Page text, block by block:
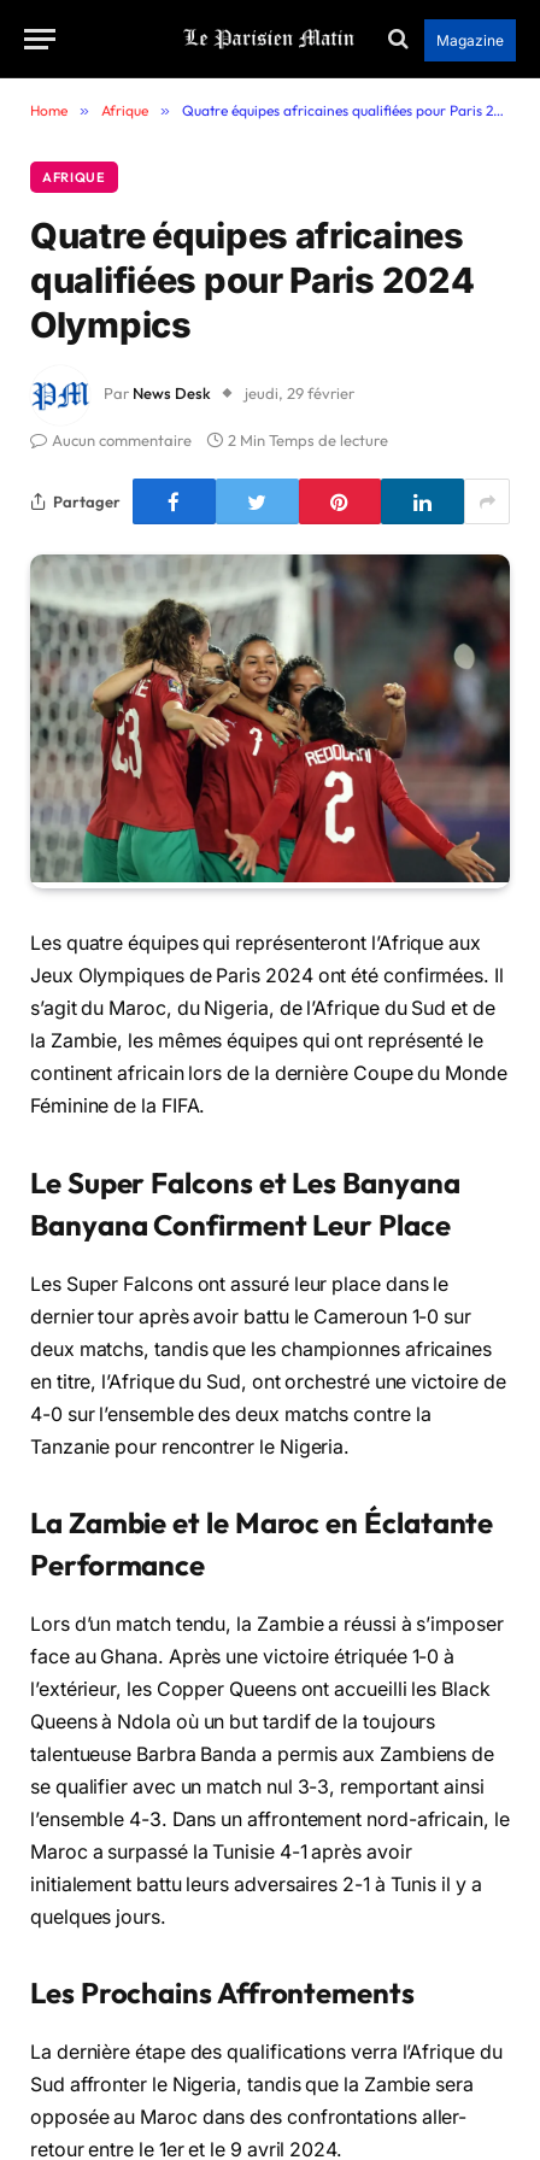
Magazine
Home » Afrique » Quatre équipes africaines qualifiées pour Paris 2024 Olympics
AFRIQUE
Quatre équipes africaines
qualifiées pour Paris 2024
Olympics
Par News Desk jeudi, 29 février
Aucun commentaire 2 Min Temps de lecture
Partager
Les quatre équipes qui représenteront l’Afrique aux
Jeux Olympiques de Paris 2024 ont été confirmées. Il
s’agit du Maroc, du Nigeria, de l’Afrique du Sud et de
la Zambie, les mêmes équipes qui ont représenté le
continent africain lors de la dernière Coupe du Monde
Féminine de la FIFA.
Le Super Falcons et Les Banyana
Banyana Confirment Leur Place
Les Super Falcons ont assuré leur place dans le
dernier tour après avoir battu le Cameroun 1-0 sur
deux matchs, tandis que les championnes africaines
en titre, l’Afrique du Sud, ont orchestré une victoire de
4-0 sur l’ensemble des deux matchs contre la
Tanzanie pour rencontrer le Nigeria.
La Zambie et le Maroc en Éclatante
Performance
Lors d’un match tendu, la Zambie a réussi à s’imposer
face au Ghana. Après une victoire étriquée 1-0 à
l’extérieur, les Copper Queens ont accueilli les Black
Queens à Ndola où un but tardif de la toujours
talentueuse Barbra Banda a permis aux Zambiens de
se qualifier avec un match nul 3-3, remportant ainsi
l’ensemble 4-3. Dans un affrontement nord-africain, le
Maroc a surpassé la Tunisie 4-1 après avoir
initialement battu leurs adversaires 2-1 à Tunis il y a
quelques jours.
Les Prochains Affrontements
La dernière étape des qualifications verra l’Afrique du
Sud affronter le Nigeria, tandis que la Zambie sera
opposée au Maroc dans des confrontations aller-
retour entre le 1er et le 9 avril 2024.